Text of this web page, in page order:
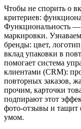
Чтобы не спорить о
критериев:
Функциональность —
маркировки.
бренды: цвет,
вклад упаковки в
помогает система
клиентами (CRM):
повторных заказов,
прочим, карточки
подпирают этот
фото‑отзывы и тащит
умом.